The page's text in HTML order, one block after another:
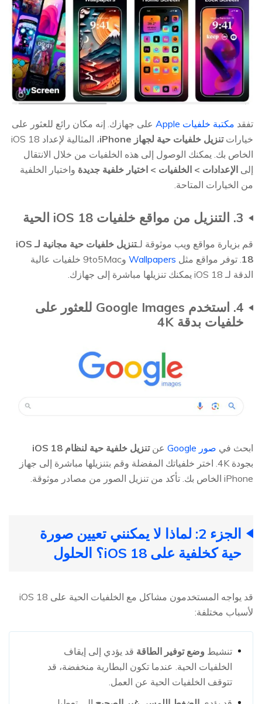
تفقد مكتبة خلفيات Apple
على جهازك. إنه مكان رائع للعثور على
خياراتتنزيل خلفيات حية لجهاز iPhone
، المثالية لإعداد iOS 18
الخاص بك. يمكنك الوصول إلى هذه الخلفيات من خلال الانتقال
إلى الإعدادات > الخلفيات > اختيار خلفية جديدة واختيار الخلفية
من الخيارات المتاحة.
3. التنزيل من مواقع خلفيات iOS 18 الحية
قم بزيارة مواقع ويب موثوقة لـ
تنزيل خلفيات حية مجانية لـ iOS
18. توفر مواقع مثل Wallpapers
و9to5Mac خلفيات عالية
الدقة لـ iOS 18 يمكنك تنزيلها مباشرة إلى جهازك.
4. استخدم Google Images للعثور على
خلفيات بدقة 4K
ابحث في صور Google عنتنزيل خلفية حية لنظام iOS 18
بجودة 4K. اختر خلفياتك المفضلة وقم بتنزيلها مباشرة إلى جهاز
iPhone الخاص بك. تأكد من تنزيل الصور من مصادر موثوقة.
الجزء 2: لماذا لا يمكنني تعيين صورة
حية كخلفية على iOS 18؟ الحلول
قد يواجه المستخدمون مشاكل مع الخلفيات الحية على iOS 18
لأسباب مختلفة:
تنشيط وضع توفير الطاقة قد يؤدي إلى إيقاف
الخلفيات الحية. عندما تكون البطارية منخفضة، قد
تتوقف الخلفيات الحية عن العمل.